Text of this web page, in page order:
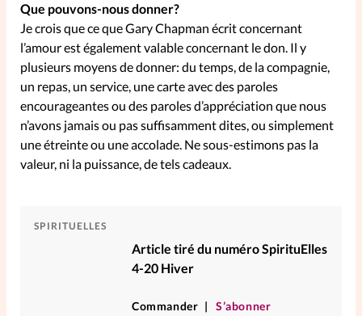
Que pouvons-nous donner?
Je crois que ce que Gary Chapman écrit concernant
l’amour est également valable concernant le don. Il y
plusieurs moyens de donner: du temps, de la compagnie,
un repas, un service, une carte avec des paroles
encourageantes ou des paroles d’appréciation que nous
n’avons jamais ou pas suffisamment dites, ou simplement
une étreinte ou une accolade. Ne sous-estimons pas la
valeur, ni la puissance, de tels cadeaux.
SPIRITUELLES
Article tiré du numéro SpirituElles
4-20 Hiver
Commander S’abonner